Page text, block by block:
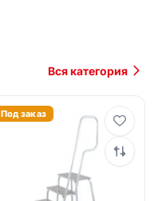
Вся категория
Под заказ